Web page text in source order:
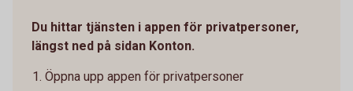
Du hittar tjänsten i appen för privatpersoner,
längst ned på sidan Konton.
Öppna upp appen för privatpersoner